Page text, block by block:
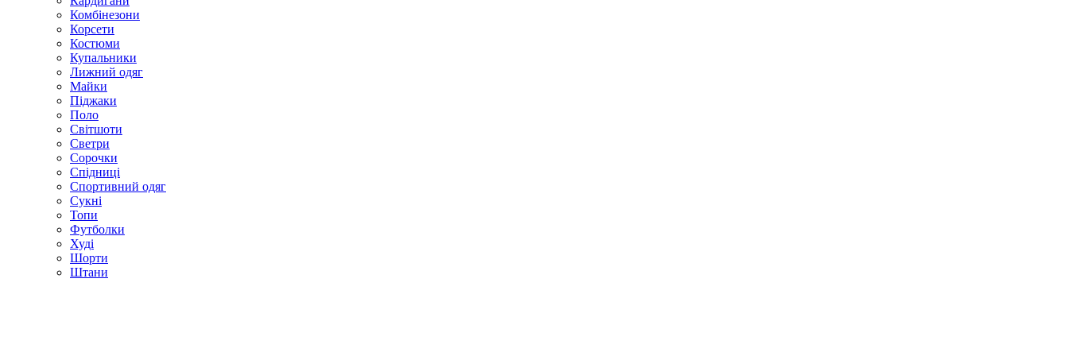
Комбінезони
Корсети
Костюми
Купальники
Лижний одяг
Майки
Піджаки
Поло
Світшоти
Светри
Сорочки
Спідниці
Спортивний одяг
Сукні
Топи
Футболки
Худі
Шорти
Штани